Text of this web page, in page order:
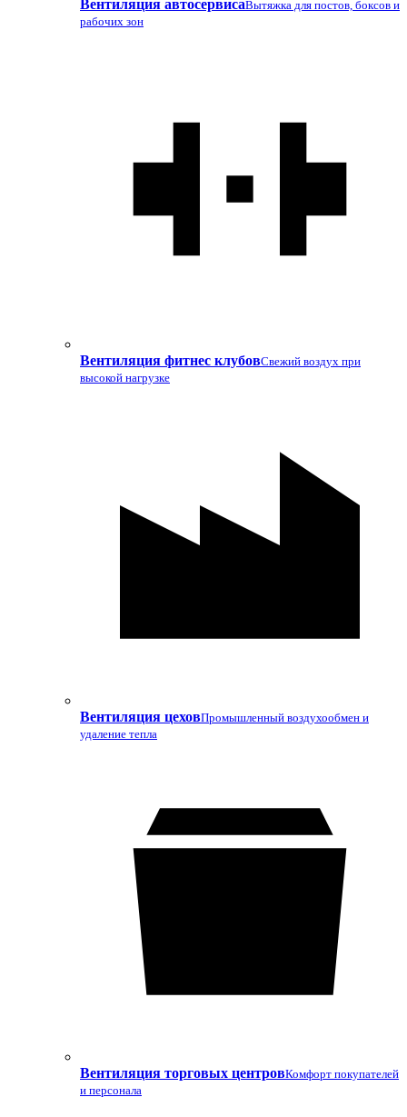
Вентиляция автосервисаВытяжка для постов, боксов и
рабочих зон
Вентиляция фитнес клубовСвежий воздух при
высокой нагрузке
Вентиляция цеховПромышленный воздухообмен и
удаление тепла
Вентиляция торговых центровКомфорт покупателей
и персонала